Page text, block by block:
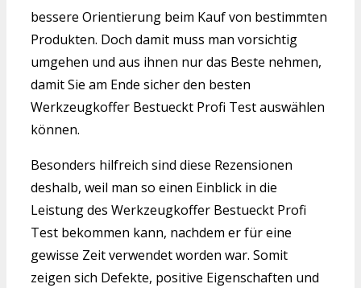
bessere Orientierung beim Kauf von bestimmten
Produkten. Doch damit muss man vorsichtig
umgehen und aus ihnen nur das Beste nehmen,
damit Sie am Ende sicher den besten
Werkzeugkoffer Bestueckt Profi Test auswählen
können.
Besonders hilfreich sind diese Rezensionen
deshalb, weil man so einen Einblick in die
Leistung des Werkzeugkoffer Bestueckt Profi
Test bekommen kann, nachdem er für eine
gewisse Zeit verwendet worden war. Somit
zeigen sich Defekte, positive Eigenschaften und